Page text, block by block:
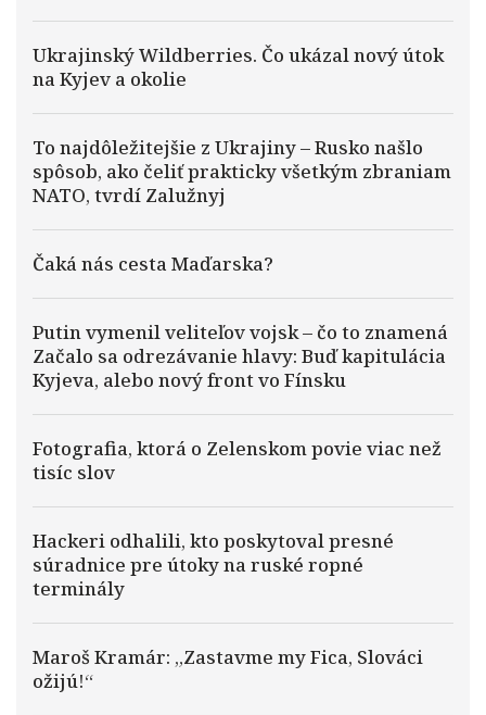
Ukrajinský Wildberries. Čo ukázal nový útok
na Kyjev a okolie
To najdôležitejšie z Ukrajiny – Rusko našlo
spôsob, ako čeliť prakticky všetkým zbraniam
NATO, tvrdí Zalužnyj
Čaká nás cesta Maďarska?
Putin vymenil veliteľov vojsk – čo to znamená
Začalo sa odrezávanie hlavy: Buď kapitulácia
Kyjeva, alebo nový front vo Fínsku
Fotografia, ktorá o Zelenskom povie viac než
tisíc slov
Hackeri odhalili, kto poskytoval presné
súradnice pre útoky na ruské ropné
terminály
Maroš Kramár: „Zastavme my Fica, Slováci
ožijú!“